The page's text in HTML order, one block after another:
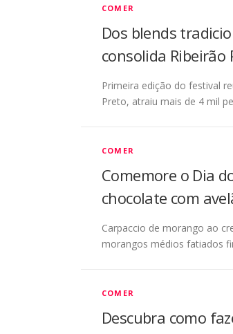
COMER
Dos blends
consolida Ribeirão
Primeira edição do festival
Preto, atraiu mais de 4 mil
COMER
Comemore o Dia
chocolate com
Carpaccio de morango ao
morangos médios fatiados
COMER
Descubra como